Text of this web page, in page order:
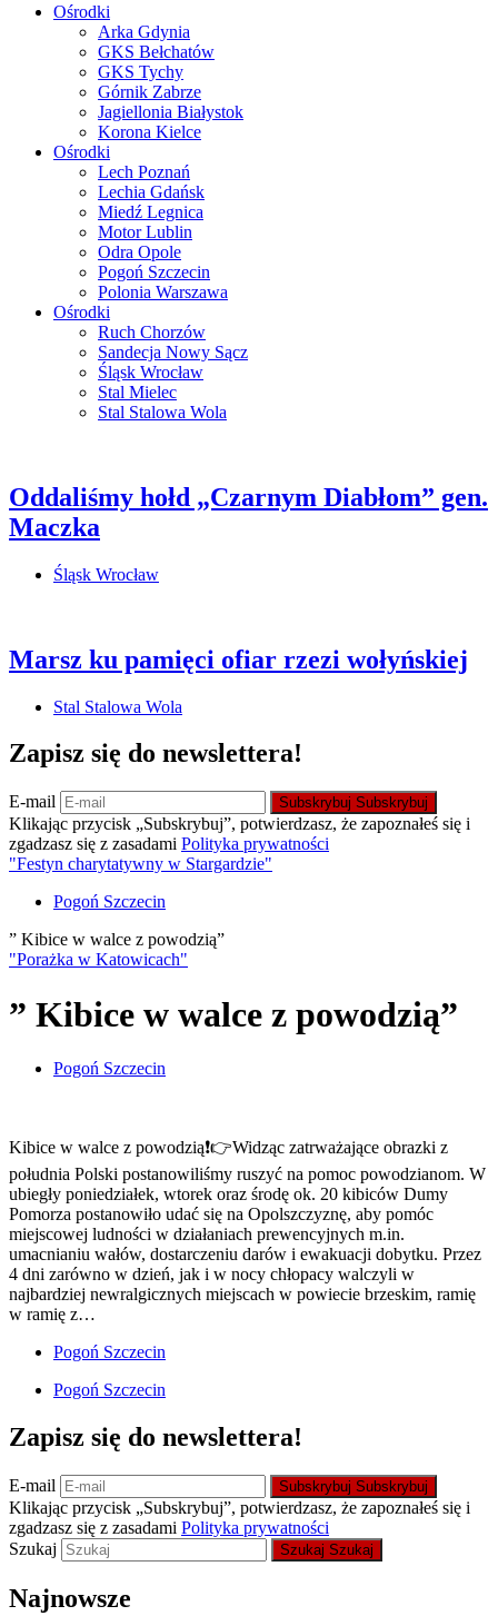
Ośrodki
Arka Gdynia
GKS Bełchatów
GKS Tychy
Górnik Zabrze
Jagiellonia Białystok
Korona Kielce
Ośrodki
Lech Poznań
Lechia Gdańsk
Miedź Legnica
Motor Lublin
Odra Opole
Pogoń Szczecin
Polonia Warszawa
Ośrodki
Ruch Chorzów
Sandecja Nowy Sącz
Śląsk Wrocław
Stal Mielec
Stal Stalowa Wola
Oddaliśmy hołd „Czarnym Diabłom” gen.
Maczka
Śląsk Wrocław
Marsz ku pamięci ofiar rzezi wołyńskiej
Stal Stalowa Wola
Zapisz się do newslettera!
E-mail Subskrybuj Subskrybuj
Klikając przycisk „Subskrybuj”, potwierdzasz, że zapoznałeś się i
zgadzasz się z zasadami Polityka prywatności
"Festyn charytatywny w Stargardzie"
Pogoń Szczecin
” Kibice w walce z powodzią”
"Porażka w Katowicach"
” Kibice w walce z powodzią”
Pogoń Szczecin
Kibice w walce z powodzią❗👉Widząc zatrważające obrazki z
południa Polski postanowiliśmy ruszyć na pomoc powodzianom. W
ubiegły poniedziałek, wtorek oraz środę ok. 20 kibiców Dumy
Pomorza postanowiło udać się na Opolszczyznę, aby pomóc
miejscowej ludności w działaniach prewencyjnych m.in.
umacnianiu wałów, dostarczeniu darów i ewakuacji dobytku. Przez
4 dni zarówno w dzień, jak i w nocy chłopacy walczyli w
najbardziej newralgicznych miejscach w powiecie brzeskim, ramię
w ramię z…
Pogoń Szczecin
Pogoń Szczecin
Zapisz się do newslettera!
E-mail Subskrybuj Subskrybuj
Klikając przycisk „Subskrybuj”, potwierdzasz, że zapoznałeś się i
zgadzasz się z zasadami Polityka prywatności
Szukaj
Szukaj Szukaj
Najnowsze